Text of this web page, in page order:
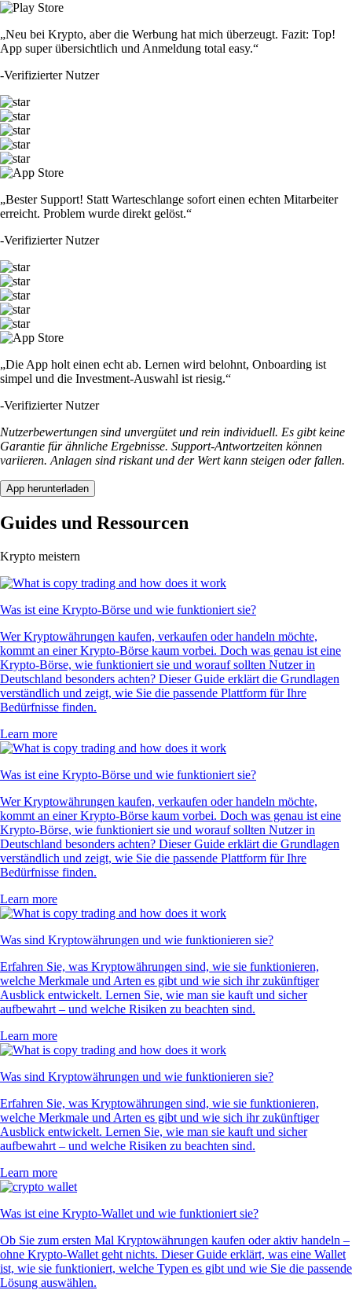
„Neu bei Krypto, aber die Werbung hat mich überzeugt. Fazit: Top!
App super übersichtlich und Anmeldung total easy.“
-Verifizierter Nutzer
„Bester Support! Statt Warteschlange sofort einen echten Mitarbeiter
erreicht. Problem wurde direkt gelöst.“
-Verifizierter Nutzer
„Die App holt einen echt ab. Lernen wird belohnt, Onboarding ist
simpel und die Investment-Auswahl ist riesig.“
-Verifizierter Nutzer
Nutzerbewertungen sind unvergütet und rein individuell. Es gibt keine
Garantie für ähnliche Ergebnisse. Support-Antwortzeiten können
variieren. Anlagen sind riskant und der Wert kann steigen oder fallen.
App herunterladen
Guides und Ressourcen
Krypto meistern
Was ist eine Krypto-Börse und wie funktioniert sie?
Wer Kryptowährungen kaufen, verkaufen oder handeln möchte,
kommt an einer Krypto-Börse kaum vorbei. Doch was genau ist eine
Krypto-Börse, wie funktioniert sie und worauf sollten Nutzer in
Deutschland besonders achten? Dieser Guide erklärt die Grundlagen
verständlich und zeigt, wie Sie die passende Plattform für Ihre
Bedürfnisse finden.
Learn more
Was ist eine Krypto-Börse und wie funktioniert sie?
Wer Kryptowährungen kaufen, verkaufen oder handeln möchte,
kommt an einer Krypto-Börse kaum vorbei. Doch was genau ist eine
Krypto-Börse, wie funktioniert sie und worauf sollten Nutzer in
Deutschland besonders achten? Dieser Guide erklärt die Grundlagen
verständlich und zeigt, wie Sie die passende Plattform für Ihre
Bedürfnisse finden.
Learn more
Was sind Kryptowährungen und wie funktionieren sie?
Erfahren Sie, was Kryptowährungen sind, wie sie funktionieren,
welche Merkmale und Arten es gibt und wie sich ihr zukünftiger
Ausblick entwickelt. Lernen Sie, wie man sie kauft und sicher
aufbewahrt – und welche Risiken zu beachten sind.
Learn more
Was sind Kryptowährungen und wie funktionieren sie?
Erfahren Sie, was Kryptowährungen sind, wie sie funktionieren,
welche Merkmale und Arten es gibt und wie sich ihr zukünftiger
Ausblick entwickelt. Lernen Sie, wie man sie kauft und sicher
aufbewahrt – und welche Risiken zu beachten sind.
Learn more
Was ist eine Krypto-Wallet und wie funktioniert sie?
Ob Sie zum ersten Mal Kryptowährungen kaufen oder aktiv handeln –
ohne Krypto-Wallet geht nichts. Dieser Guide erklärt, was eine Wallet
ist, wie sie funktioniert, welche Typen es gibt und wie Sie die passende
Lösung auswählen.